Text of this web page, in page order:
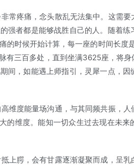
疼痛，念头散乱无法集中。这需要
强者都是能够战胜自己的人。随着
的时候开始计算，每一座的时间长度
有三百多处，直到坐满3625座，将
间，如能遇上师指引，灵犀一点，
度能量场沟通，与其同频共振，人
的维度。能知一切众生过去现在未来
腭，会有甘露逐渐凝聚而成，呈乳